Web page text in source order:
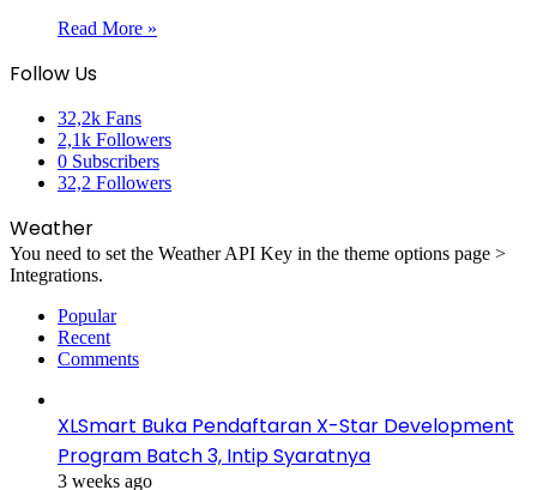
Read More »
Follow Us
32,2k Fans
2,1k Followers
0 Subscribers
32,2 Followers
Weather
You need to set the Weather API Key in the theme options page >
Integrations.
Popular
Recent
Comments
XLSmart Buka Pendaftaran X-Star Development
Program Batch 3, Intip Syaratnya
3 weeks ago